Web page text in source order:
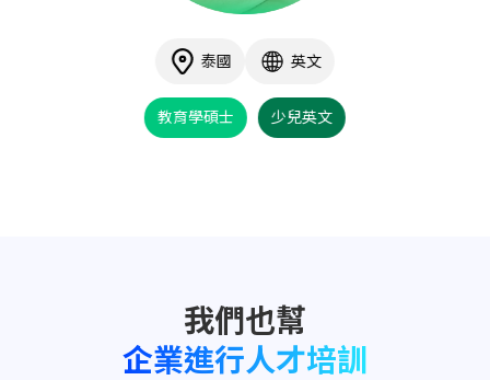
泰國 英文
教育學碩士 少兒英文
企業進行人才培訓